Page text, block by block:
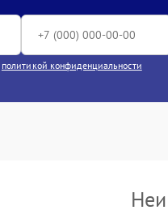
политикой конфиденциальности